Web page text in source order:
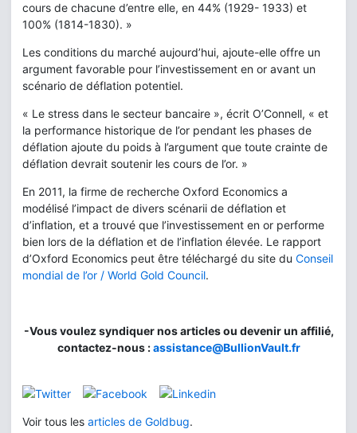
cours de chacune d’entre elle, en 44% (1929- 1933) et
100% (1814-1830). »
Les conditions du marché aujourd’hui, ajoute-elle offre un
argument favorable pour l’investissement en or avant un
scénario de déflation potentiel.
« Le stress dans le secteur bancaire », écrit O’Connell, « et
la performance historique de l’or pendant les phases de
déflation ajoute du poids à l’argument que toute crainte de
déflation devrait soutenir les cours de l’or. »
En 2011, la firme de recherche Oxford Economics a
modélisé l’impact de divers scénarii de déflation et
d’inflation, et a trouvé que l’investissement en or performe
bien lors de la déflation et de l’inflation élevée. Le rapport
d’Oxford Economics peut être téléchargé du site du Conseil
mondial de l’or / World Gold Council.
-Vous voulez syndiquer nos articles ou devenir un affilié,
contactez-nous :assistance@BullionVault.fr
Voir tous les articles de Goldbug.